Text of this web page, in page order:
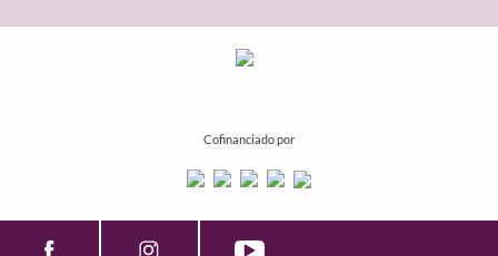
Cofinanciado por